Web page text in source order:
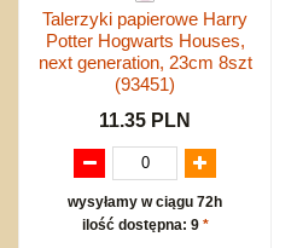
Talerzyki papierowe Harry
Potter Hogwarts Houses,
next generation, 23cm 8szt
(93451)
11.35 PLN
wysyłamy w ciągu 72h
ilość dostępna: 9 *